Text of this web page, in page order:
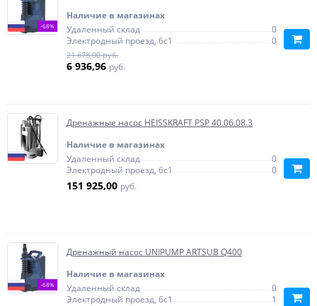
-68%
Наличие в магазинах
Удаленный склад
0
Электродный проезд, 6с1
0
21 678,00 руб.
6 936,96 руб.
Дренажные насос HEISSKRAFT PSP 40.06.08.3
Наличие в магазинах
Удаленный склад
0
Электродный проезд, 6с1
0
151 925,00 руб.
-68%
Дренажный насос UNIPUMP ARTSUB Q400
Наличие в магазинах
Удаленный склад
0
Электродный проезд, 6с1
1